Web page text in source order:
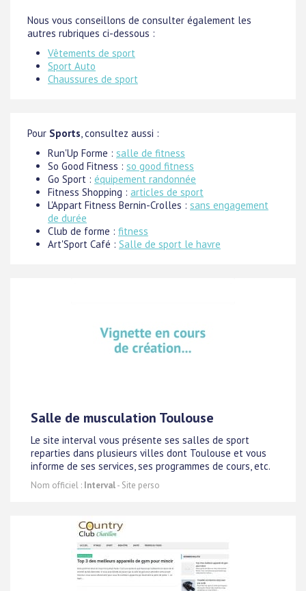
Nous vous conseillons de consulter également les
autres rubriques ci-dessous :
Vêtements de sport
Sport Auto
Chaussures de sport
Pour Sports, consultez aussi :
Run'Up Forme : salle de fitness
So Good Fitness : so good fitness
Go Sport : équipement randonnée
Fitness Shopping : articles de sport
L'Appart Fitness Bernin-Crolles : sans engagement
de durée
Club de forme : fitness
Art'Sport Café : Salle de sport le havre
Salle de musculation Toulouse
Le site interval vous présente ses salles de sport
reparties dans plusieurs villes dont Toulouse et vous
informe de ses services, ses programmes de cours, etc.
Nom officiel : Interval- Site perso